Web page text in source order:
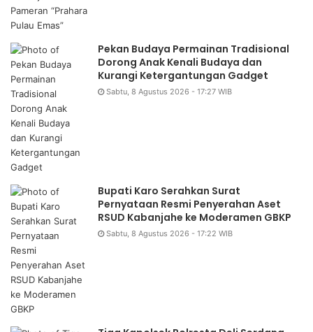
Pekan Budaya Permainan Tradisional
Dorong Anak Kenali Budaya dan
Kurangi Ketergantungan Gadget
Sabtu, 8 Agustus 2026 - 17:27 WIB
Bupati Karo Serahkan Surat
Pernyataan Resmi Penyerahan Aset
RSUD Kabanjahe ke Moderamen GBKP
Sabtu, 8 Agustus 2026 - 17:22 WIB